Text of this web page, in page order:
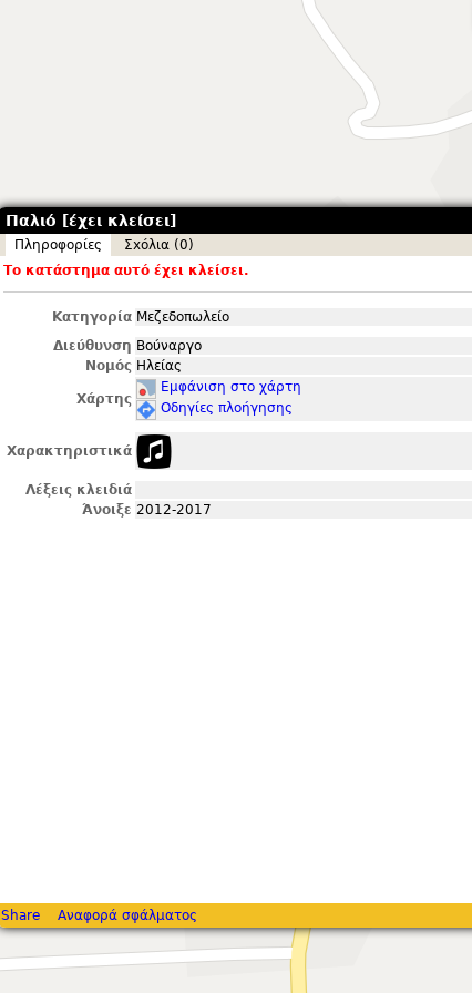
Παλιό [έχει κλείσει]
Πληροφορίες
Σxόλια (0)
Το κατάστημα αυτό έχει κλείσει.
Κατηγορία Μεζεδοπωλείο
Διεύθυνση Βούναργο
Νομός Ηλείας
Χάρτης
Εμφάνιση στο χάρτη
Οδηγίες πλοήγησης
Χαρακτηριστικά
Λέξεις κλειδιά
Άνοιξε 2012-2017
Share Αναφορά σφάλματος